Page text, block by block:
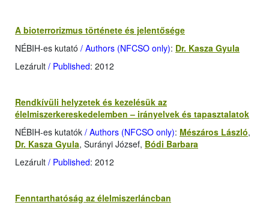
A bioterrorizmus története és jelentősége
NÉBIH-es kutató / Authors (NFCSO only): Dr. Kasza Gyula
Lezárult / Published: 2012
Rendkívüli helyzetek és kezelésük az
élelmiszerkereskedelemben – irányelvek és tapasztalatok
NÉBIH-es kutatók / Authors (NFCSO only): Mészáros László,
Dr. Kasza Gyula, Surányi József, Bódi Barbara
Lezárult / Published: 2012
Fenntarthatóság az élelmiszerláncban